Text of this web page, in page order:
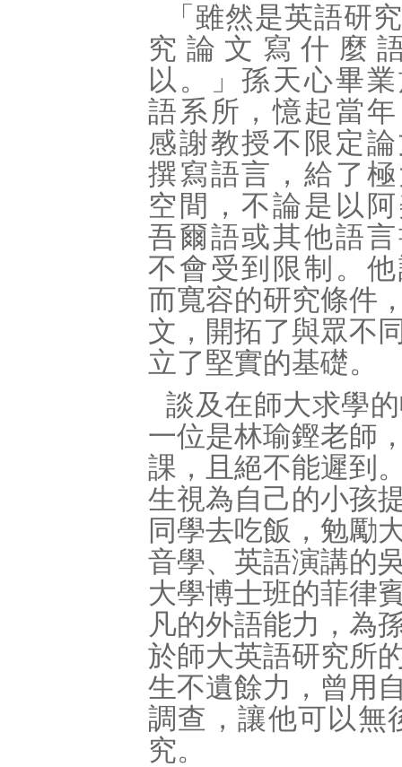
「雖然是英語研
究論文寫什麼
以。」孫天心畢
語系所，憶起當
感謝教授不限定
撰寫語言，給了
空間，不論是以
吾爾語或其他語
不會受到限制。
而寬容的研究條件
文，開拓了與眾不
立了堅實的基礎。
談及在師大求學
一位是林瑜鏗老師
課，且絕不能遲到
生視為自己的小孩
同學去吃飯，勉勵
音學、英語演講的
大學博士班的菲律
凡的外語能力，為
於師大英語研究所
生不遺餘力，曾用
調查，讓他可以無
究。